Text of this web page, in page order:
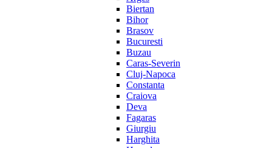
Biertan
Bihor
Brasov
Bucuresti
Buzau
Caras-Severin
Cluj-Napoca
Constanta
Craiova
Deva
Fagaras
Giurgiu
Harghita